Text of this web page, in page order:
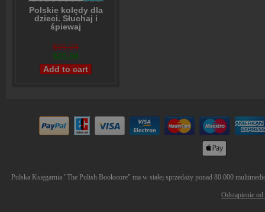
Polskie kolędy dla
dzieci. Słuchaj i
śpiewaj
$26,08
$25,08
Polska Księgarnia "The Polish Bookstore" ma w stałej sprzedaży ponad 80.000
Odstąpienie